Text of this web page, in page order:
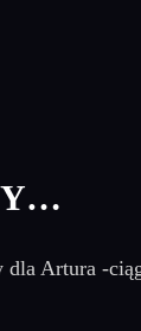
Artura -